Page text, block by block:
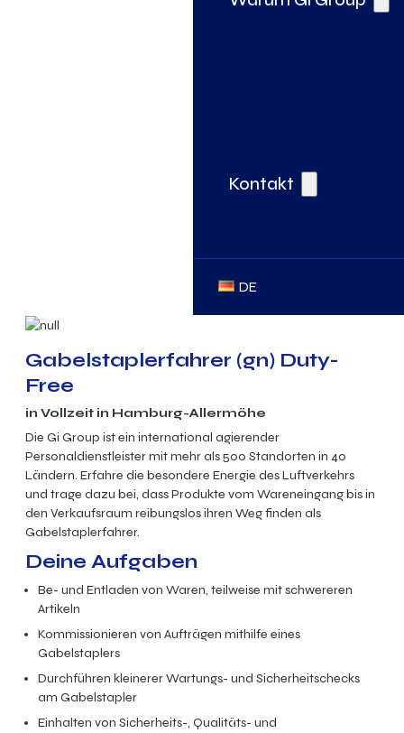
Kontakt
DE
Gabelstaplerfahrer (gn) Duty-
Free
in Vollzeit in Hamburg-Allermöhe
Die Gi Group ist ein international agierender
Personaldienstleister mit mehr als 500 Standorten in 40
Ländern. Erfahre die besondere Energie des Luftverkehrs
und trage dazu bei, dass Produkte vom Wareneingang bis in
den Verkaufsraum reibungslos ihren Weg finden als
Gabelstaplerfahrer.
Deine Aufgaben
Be- und Entladen von Waren, teilweise mit schwereren
Artikeln
Kommissionieren von Aufträgen mithilfe eines
Gabelstaplers
Durchführen kleinerer Wartungs- und Sicherheitschecks
am Gabelstapler
Einhalten von Sicherheits-, Qualitäts- und